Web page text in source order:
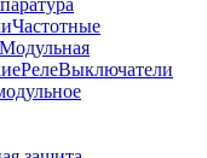
Частотные
Модульная
РелеВыключатели